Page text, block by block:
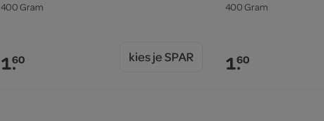
400 Gram
1.60 kies je SPAR
400 Gram
1.60